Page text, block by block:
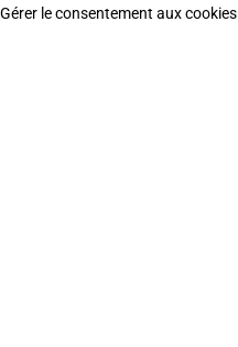
Gérer le consentement aux cookies